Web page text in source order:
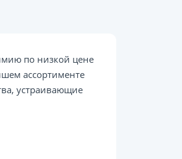
по низкой цене
ассортименте
устраивающие